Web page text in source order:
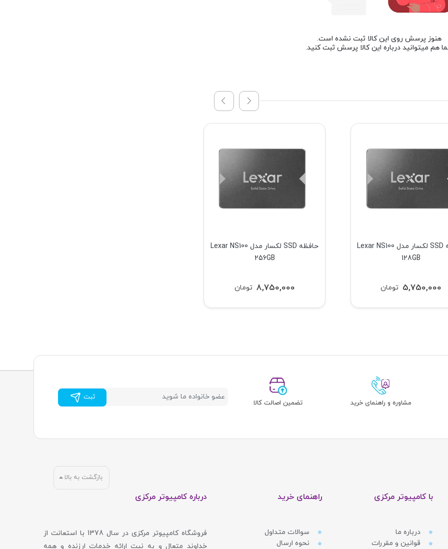
هنوز پرسش روی این کالا ثبت نشده است.
هم میتوانید درباره این کالا پرسش ثبت کنید.
حافظه SSD لکسار مدل Lexar NS100
256GB
تومان 8,750,000
حافظه SSD لکسار مدل Lexar NS100
128GB
تومان 5,750,000
مشاوره و راهنمای خرید تضمین اصالت کالا
ثبت
با کامپیوتر مرکزی
درباره ما
قوانین و مقررات
راهنمای خرید
سوالات متداول
نحوه ارسال
بازگشت به بالا
درباره کامپیوتر مرکزی
فروشگاه کامپیوتر مرکزی در سال 1378 با استعانت از
خداوند متعال و به نیت ارائه خدمات ارزنده و همه